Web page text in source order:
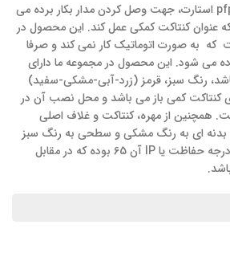
شاسی با یک کنتاکت pfp-50 استارت، جهت وصل کردن مدار بکار برده می
عنوان کنتاکت کمکی عمل کند. این محصول در
به صورت اتوماتیک کار نمی کند و صرفا
می شود. این محصول در مجموعه ما دارای
رنگ سبز، قرمز (زرد-آبی-مشکی-سفید)
کنتاکت کمی باز می باشد و محل نصب آن در
همچنین از مهره، کنتاکت و غلاف اصلی
ای به رنگ مشکی و سطحی به رنگ سبز
در مدل استارت می باشد. درجه حفاظت یا IP آن 65 بوده که در مقابل